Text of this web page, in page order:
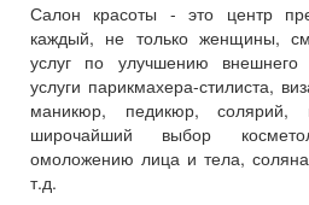
Салон красоты - это центр
каждый, не только женщины,
услуг по улучшению внешнего
услуги парикмахера-стилиста,
маникюр, педикюр, солярий,
широчайший выбор
омоложению лица и тела,
т.д.